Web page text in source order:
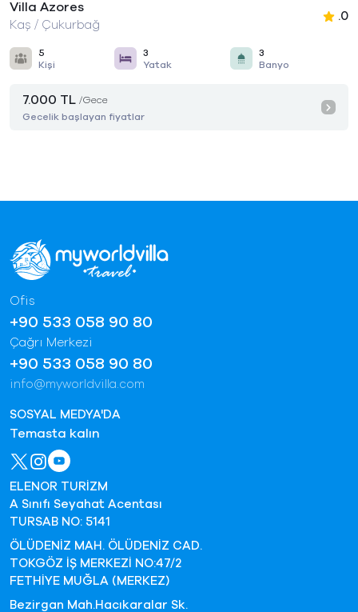
Villa Azores
Kaş / Çukurbağ
.0
5
Kişi
3
Yatak
3
Banyo
7.000 TL /Gece
Gecelik başlayan fiyatlar
Ofis
+90 533 058 90 80
Çağrı Merkezi
+90 533 058 90 80
info@myworldvilla.com
SOSYAL MEDYA'DA
Temasta kalın
ELENOR TURİZM
A Sınıfı Seyahat Acentası
TURSAB NO: 5141
ÖLÜDENİZ MAH. ÖLÜDENİZ CAD.
TOKGÖZ İŞ MERKEZİ NO:47/2
FETHİYE MUĞLA (MERKEZ)
Bezirgan Mah.Hacıkaralar Sk.